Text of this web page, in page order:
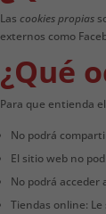
Lascookies propias
externos como
¿Qué
Para que entienda
No podrá
El sitio web no
No podrá acceder
Tiendas online: